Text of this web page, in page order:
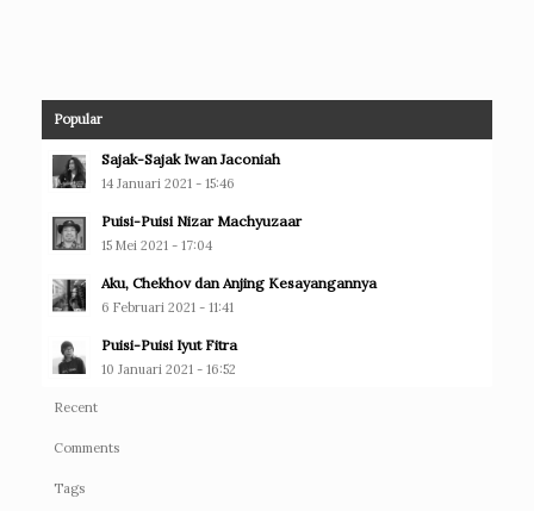
Popular
Sajak-Sajak Iwan Jaconiah
14 Januari 2021 - 15:46
Puisi-Puisi Nizar Machyuzaar
15 Mei 2021 - 17:04
Aku, Chekhov dan Anjing Kesayangannya
6 Februari 2021 - 11:41
Puisi-Puisi Iyut Fitra
10 Januari 2021 - 16:52
Recent
Comments
Tags